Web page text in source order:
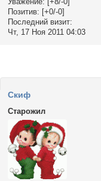
Позитив: [+0/-0]
Последний визит:
Чт, 17 Ноя 2011 04:03
Cкиф
Старожил